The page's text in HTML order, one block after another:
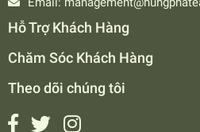
Hỗ Trợ Khách Hàng
Chăm Sóc Khách Hàng
Theo dõi chúng tôi